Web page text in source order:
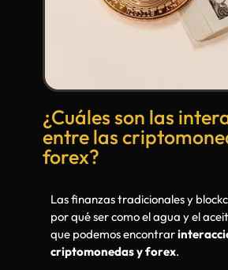
¿Cuáles son las
entre las
forex?
Las finanzas tradicionales y
por qué ser como el agua y el
que podemos encontrar
criptomonedas y forex.